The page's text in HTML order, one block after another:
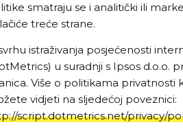
smatraju se i analitički ili
treće strane.
istraživanja posjećenosti
u suradnji s Ipsos d.o.o.
Više o politikama
vidjeti na sljedećoj poveznici:
script.dotmetrics.net/privacy/